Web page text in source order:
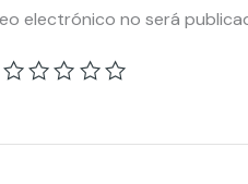
electrónico no será